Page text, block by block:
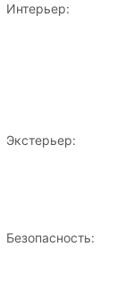
Интерьер:
Экстерьер:
Безопасность: